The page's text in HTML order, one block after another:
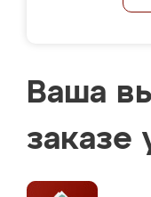
Ваша
заказе